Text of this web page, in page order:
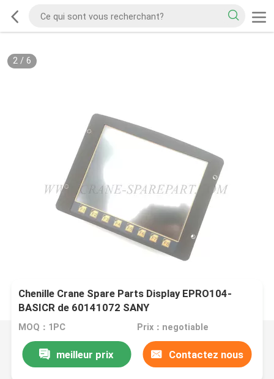
2/ 6
Chenille Crane Spare Parts Display EPRO104-
BASICR de 60141072 SANY
MOQ：1PC Prix：negotiable
meilleur prix Contactez nous